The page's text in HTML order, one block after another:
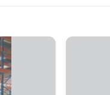
Opslagrekken